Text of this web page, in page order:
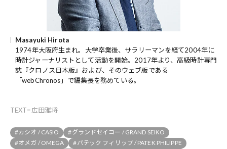
Masayuki Hirota
1974年大阪府生まれ。大学卒業後、サラリーマンを経て2004年に
時計ジャーナリストとして活動を開始。2017年より、高級時計専門
誌『クロノス日本版』および、そのウェブ版である
「webChronos」で編集長を務めている。
TEXT=広田雅将
#カシオ / CASIO
#グランドセイコー / GRAND SEIKO
#オメガ / OMEGA
#パテック フィリップ / PATEK PHILIPPE